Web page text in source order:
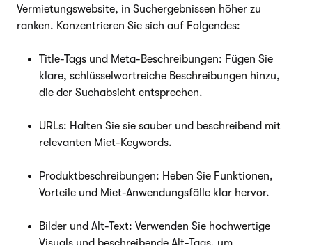
Vermietungswebsite, in Suchergebnissen höher zu
ranken. Konzentrieren Sie sich auf Folgendes:
Title-Tags und Meta-Beschreibungen: Fügen Sie
klare, schlüsselwortreiche Beschreibungen hinzu,
die der Suchabsicht entsprechen.
URLs: Halten Sie sie sauber und beschreibend mit
relevanten Miet-Keywords.
Produktbeschreibungen: Heben Sie Funktionen,
Vorteile und Miet-Anwendungsfälle klar hervor.
Bilder und Alt-Text: Verwenden Sie hochwertige